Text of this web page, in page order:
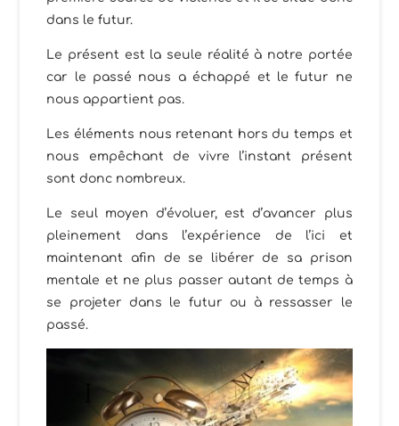
dans le futur.
Le présent est la seule réalité à notre portée
car le passé nous a échappé et le futur ne
nous appartient pas.
Les éléments nous retenant hors du temps et
nous empêchant de vivre l’instant présent
sont donc nombreux.
Le seul moyen d’évoluer, est d’avancer plus
pleinement dans l’expérience de l’ici et
maintenant afin de se libérer de sa prison
mentale et ne plus passer autant de temps à
se projeter dans le futur ou à ressasser le
passé.